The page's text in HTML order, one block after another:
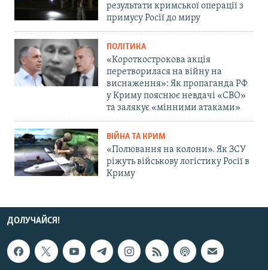
результати кримської операції з
примусу Росії до миру
ПОЛІТИКА
«Короткострокова акція
перетворилася на війну на
виснаження»: Як пропаганда РФ
у Криму пояснює невдачі «СВО»
та залякує «мінними атаками»
ВІЙНА ТА КРИМ
«Полювання на колони». Як ЗСУ
ріжуть військову логістику Росії в
Криму
ДОЛУЧАЙСЯ!